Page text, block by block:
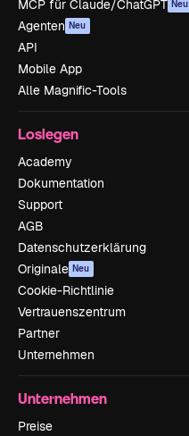
MCP für Claude/ChatGPT Neu
Agenten Neu
API
Mobile App
Alle Magnific-Tools
Loslegen
Academy
Dokumentation
Support
AGB
Datenschutzerklärung
Originale Neu
Cookie-Richtlinie
Vertrauenszentrum
Partner
Unternehmen
Unternehmen
Preise